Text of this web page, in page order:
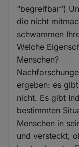
“begreifbar”)
die nicht
schwammen
Welche
Menschen?
ergeben: es
nicht. Es gibt
bestimmten
Menschen in
und versteckt,